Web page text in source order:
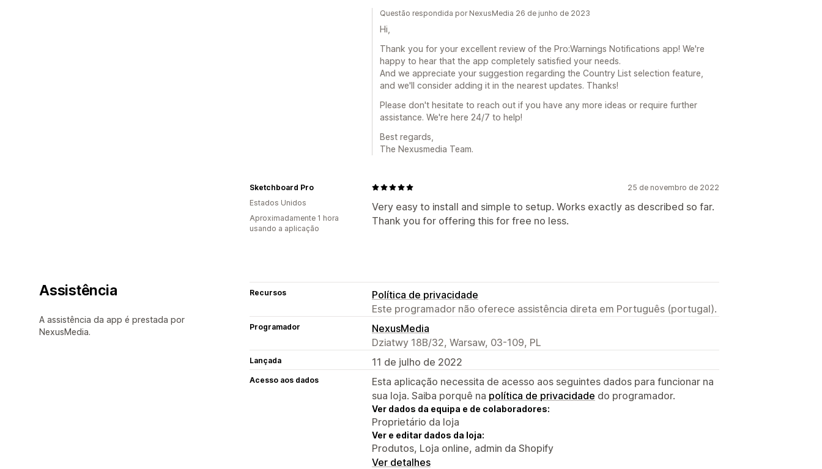
Questão respondida por NexusMedia 26 de junho de 2023
Hi,
Thank you for your excellent review of the Pro:Warnings Notifications app! We're
happy to hear that the app completely satisfied your needs.
And we appreciate your suggestion regarding the Country List selection feature,
and we'll consider adding it in the nearest updates. Thanks!
Please don't hesitate to reach out if you have any more ideas or require further
assistance. We're here 24/7 to help!
Best regards,
The Nexusmedia Team.
25 de novembro de 2022
Very easy to install and simple to setup. Works exactly as described so far.
Thank you for offering this for free no less.
Sketchboard Pro
Estados Unidos
Aproximadamente 1 hora
usando a aplicação
Assistência
A assistência da app é prestada por
NexusMedia.
Recursos
Política de privacidade
Este programador não oferece assistência direta em Português (portugal).
Programador
NexusMedia
Dziatwy 18B/32, Warsaw, 03-109, PL
Lançada 11 de julho de 2022
Acesso aos dados
Esta aplicação necessita de acesso aos seguintes dados para funcionar na
sua loja. Saiba porquê na política de privacidade do programador.
Ver dados da equipa e de colaboradores:
Proprietário da loja
Ver e editar dados da loja:
Produtos, Loja online, admin da Shopify
Ver detalhes